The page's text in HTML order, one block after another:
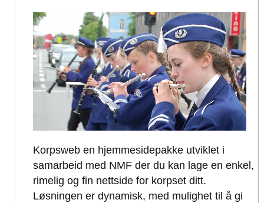
Korpsweb en hjemmesidepakke utviklet i
samarbeid med NMF der du kan lage en enkel,
rimelig og fin nettside for korpset ditt.
Løsningen er dynamisk, med mulighet til å gi